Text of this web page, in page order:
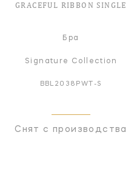
GRACEFUL RIBBON SINGLE
Бра
Signature Collection
BBL2038PWT-S
Снят с производства